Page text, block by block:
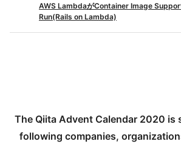
AWS LambdaがContainer Image
Run(Rails on Lambda)
The Qiita Advent Calendar 2020 is
following companies,